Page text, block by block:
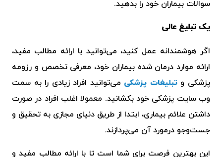
سوالات بیماران خود را بدهید.
یک تبلیغ عالی
اگر هوشمندانه عمل کنید، می‌توانید با ارائه مطالب مفید،
ارائه موارد درمان شده بیماران خود، معرفی تخصص و رزومه
پزشکی وتبلیغات پزشکی می‌توانید افراد زیادی را به سمت
وب سایت پزشکی خود بکشانید. معمولا اغلب افراد در صورت
داشتن علائم بیماری، ابتدا از طریق دنیای مجازی به تحقیق و
جست‌وجو درمورد آن می‌پردازند.
این بهترین فرصت برای شما است تا با ارائه مطالب مفید و